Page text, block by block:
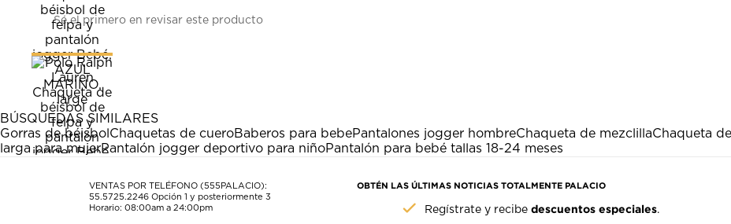
Seleccionar
para
calificar
el
artículo
con
1
estrella
Esta
acción
abrirá
formulario
Seleccionar
para
calificar
el
artículo
con
2
estrellas.
Esta
acción
abrirá
formulario
de
para
el
artículo
3
estrellas.
Esta
acción
abrirá
formulario
de
para
estrellas.
Esta
acción
abrirá
formulario
de
para
Esta
acción
abrirá
formulario
de
envío.
Sé el primero en revisar este producto
BÚSQUEDAS SIMILARES
Gorras de béisbol Chaquetas de cueroBaberos para bebePantalones jogger hombreChaqueta de mezclillaChaqueta
larga para mujerPantalón jogger deportivo para niñoPantalón para bebé tallas 18-24 meses
VENTAS POR TELÉFONO (555PALACIO):
55.5725.2246 Opción 1 y posteriormente 3
Horario: 08:00am a 24:00pm
OBTÉN LAS ÚLTIMAS NOTICIAS TOTALMENTE PALACIO
Regístrate y recibedescuentos especiales.